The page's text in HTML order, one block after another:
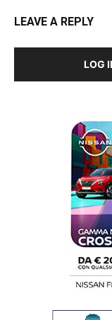
LEAVE A REPLY
LOG